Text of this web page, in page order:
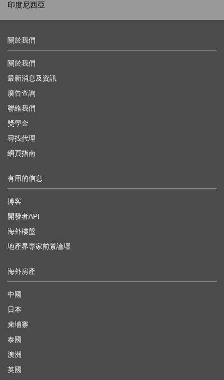
印度尼西亞
關於我們
關於我們
最新消息及資訊
廣告查詢
聯絡我們
獎學金
尋找代理
網頁指南
有用的信息
博客
開發者API
海外樓盤
地產界專家前景論壇
海外房產
中國
日本
柬埔寨
泰國
澳洲
英國